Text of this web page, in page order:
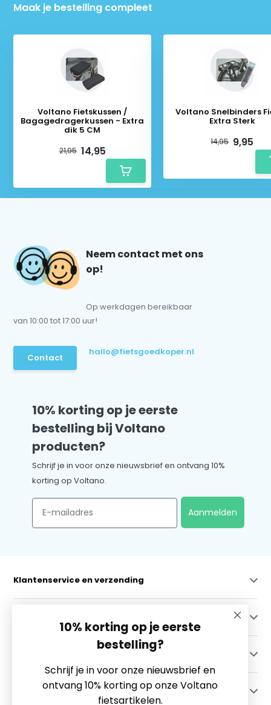
Maak je bestelling compleet
Voltano Fietskussen /
Bagagedragerkussen - Extra
dik 5 CM
21,95 14,95
Voltano Snelbinders
Extra Sterk
14,95 9,95
Neem contact met ons
op!
Op werkdagen bereikbaar
van 10:00 tot 17:00 uur!
Contact
hallo@fietsgoedkoper.nl
10% korting op je eerste
bestelling bij Voltano
producten?
Schrijf je in voor onze nieuwsbrief en ontvang 10%
korting op Voltano.
Email
Aanmelden
Klantenservice en verzending
Contact
10% korting op je eerste
bestelling?
Schrijf je in voor onze nieuwsbrief en
ontvang 10% korting op onze Voltano
fietsartikelen.